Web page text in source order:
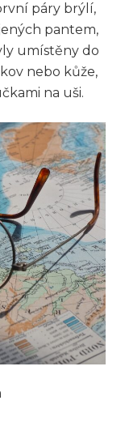
páry brýlí,
pantem,
umístěny do
nebo kůže,
na uši.